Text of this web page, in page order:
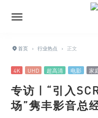
首页 › 行业热点 › 正文
4K UHD 超高清 电影 家
专访 | “引入
场”隽丰影音总